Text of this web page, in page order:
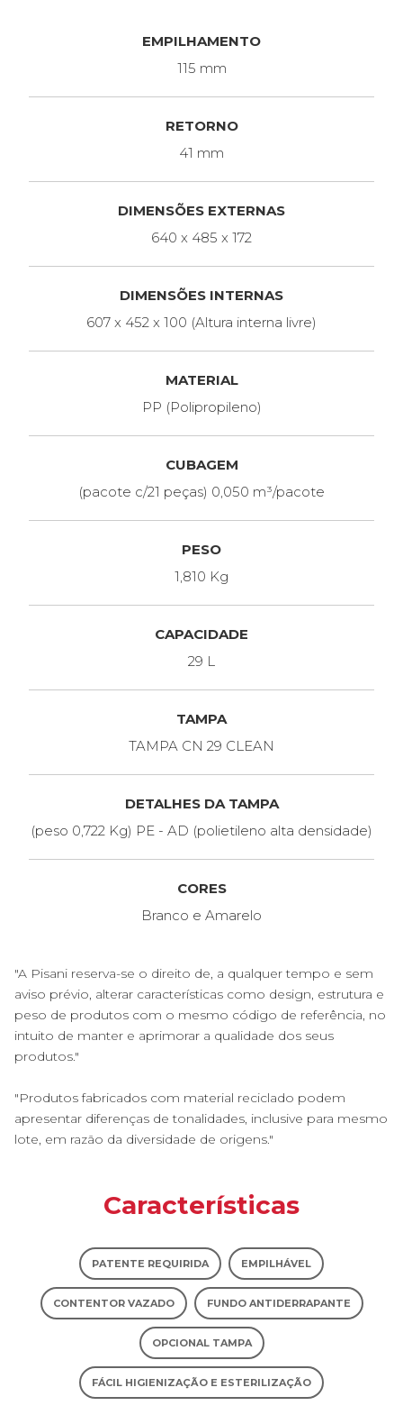
EMPILHAMENTO
115 mm
RETORNO
41 mm
DIMENSÕES EXTERNAS
640 x 485 x 172
DIMENSÕES INTERNAS
607 x 452 x 100 (Altura interna livre)
MATERIAL
PP (Polipropileno)
CUBAGEM
(pacote c/21 peças) 0,050 m³/pacote
PESO
1,810 Kg
CAPACIDADE
29 L
TAMPA
TAMPA CN 29 CLEAN
DETALHES DA TAMPA
(peso 0,722 Kg) PE - AD (polietileno alta densidade)
CORES
Branco e Amarelo
"A Pisani reserva-se o direito de, a qualquer tempo e sem
aviso prévio, alterar características como design, estrutura e
peso de produtos com o mesmo código de referência, no
intuito de manter e aprimorar a qualidade dos seus
produtos."
"Produtos fabricados com material reciclado podem
apresentar diferenças de tonalidades, inclusive para mesmo
lote, em razão da diversidade de origens."
Características
PATENTE REQUIRIDA EMPILHÁVEL
CONTENTOR VAZADO FUNDO ANTIDERRAPANTE
OPCIONAL TAMPA
FÁCIL HIGIENIZAÇÃO E ESTERILIZAÇÃO